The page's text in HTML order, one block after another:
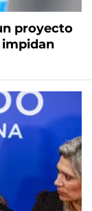
proyecto
impidan